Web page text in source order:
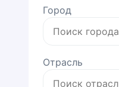
Город
Отрасль